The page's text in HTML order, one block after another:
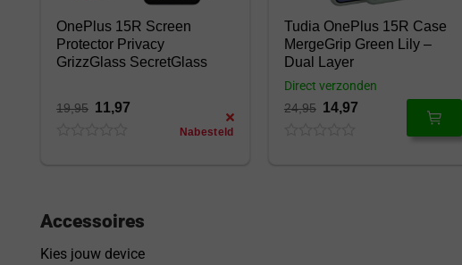
OnePlus 15R Screen
Protector Privacy
GrizzGlass SecretGlass
19,95 11,97
Nabesteld
Tudia OnePlus 15R Case
MergeGrip Green Lily –
Dual Layer
24,95 14,97
Direct verzonden
Accessoires
Kies jouw device